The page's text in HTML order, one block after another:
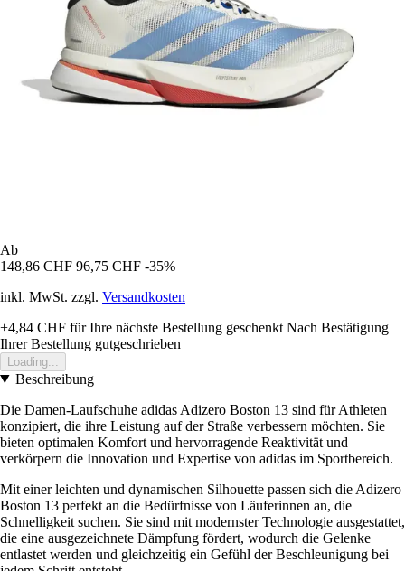
Ab
148,86 CHF 96,75 CHF -35%
inkl. MwSt. zzgl. Versandkosten
+4,84 CHF für Ihre nächste Bestellung geschenkt Nach Bestätigung
Ihrer Bestellung gutgeschrieben
Loading...
Beschreibung
Die Damen-Laufschuhe adidas Adizero Boston 13 sind für Athleten
konzipiert, die ihre Leistung auf der Straße verbessern möchten. Sie
bieten optimalen Komfort und hervorragende Reaktivität und
verkörpern die Innovation und Expertise von adidas im Sportbereich.
Mit einer leichten und dynamischen Silhouette passen sich die Adizero
Boston 13 perfekt an die Bedürfnisse von Läuferinnen an, die
Schnelligkeit suchen. Sie sind mit modernster Technologie ausgestattet,
die eine ausgezeichnete Dämpfung fördert, wodurch die Gelenke
entlastet werden und gleichzeitig ein Gefühl der Beschleunigung bei